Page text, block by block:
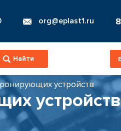
org@eplast1.ru
устройств
устройств